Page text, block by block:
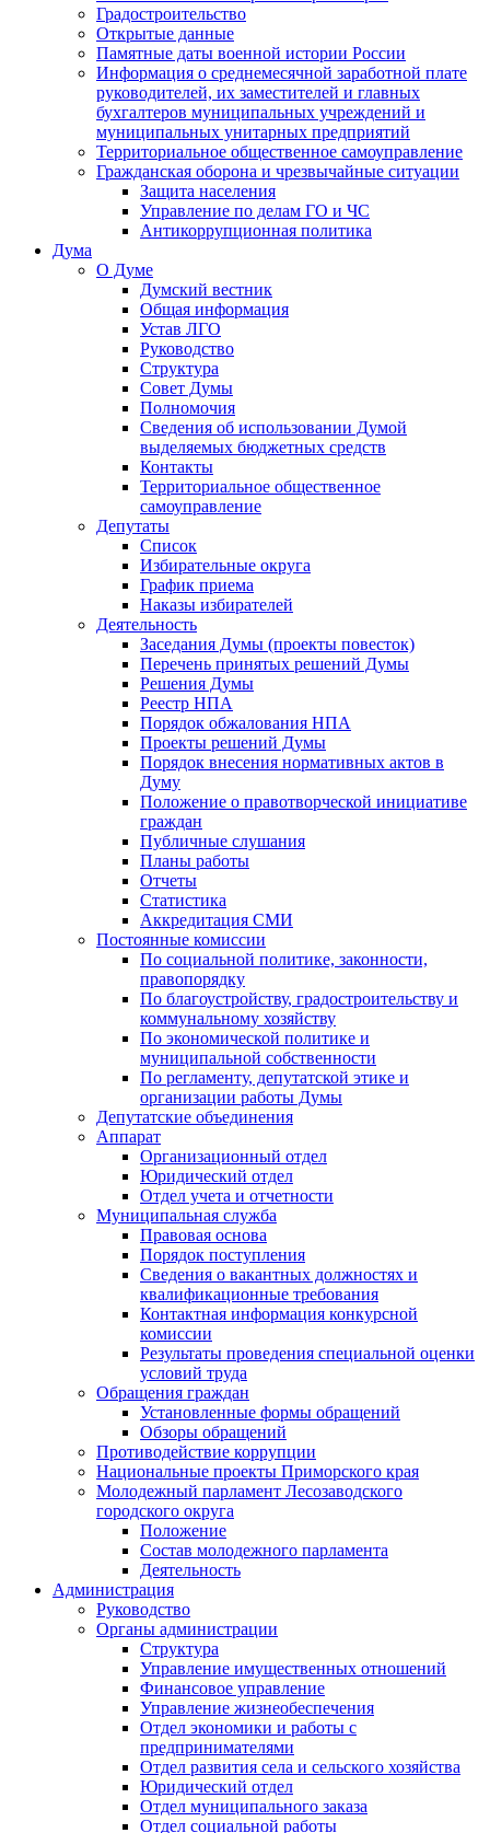
Градостроительство
Открытые данные
Памятные даты военной истории России
Информация о среднемесячной заработной плате
руководителей, их заместителей и главных
бухгалтеров муниципальных учреждений и
муниципальных унитарных предприятий
Территориальное общественное самоуправление
Гражданская оборона и чрезвычайные ситуации
Защита населения
Управление по делам ГО и ЧС
Антикоррупционная политика
Дума
О Думе
Думский вестник
Общая информация
Устав ЛГО
Руководство
Структура
Совет Думы
Полномочия
Сведения об использовании Думой
выделяемых бюджетных средств
Контакты
Территориальное общественное
самоуправление
Депутаты
Список
Избирательные округа
График приема
Наказы избирателей
Деятельность
Заседания Думы (проекты повесток)
Перечень принятых решений Думы
Решения Думы
Реестр НПА
Порядок обжалования НПА
Проекты решений Думы
Порядок внесения нормативных актов в
Думу
Положение о правотворческой инициативе
граждан
Публичные слушания
Планы работы
Отчеты
Статистика
Аккредитация СМИ
Постоянные комиссии
По социальной политике, законности,
правопорядку
По благоустройству, градостроительству и
коммунальному хозяйству
По экономической политике и
муниципальной собственности
По регламенту, депутатской этике и
организации работы Думы
Депутатские объединения
Аппарат
Организационный отдел
Юридический отдел
Отдел учета и отчетности
Муниципальная служба
Правовая основа
Порядок поступления
Сведения о вакантных должностях и
квалификационные требования
Контактная информация конкурсной
комиссии
Результаты проведения специальной оценки
условий труда
Обращения граждан
Установленные формы обращений
Обзоры обращений
Противодействие коррупции
Национальные проекты Приморского края
Молодежный парламент Лесозаводского
городского округа
Положение
Состав молодежного парламента
Деятельность
Администрация
Руководство
Органы администрации
Структура
Управление имущественных отношений
Финансовое управление
Управление жизнеобеспечения
Отдел экономики и работы с
предпринимателями
Отдел развития села и сельского хозяйства
Юридический отдел
Отдел муниципального заказа
Отдел социальной работы